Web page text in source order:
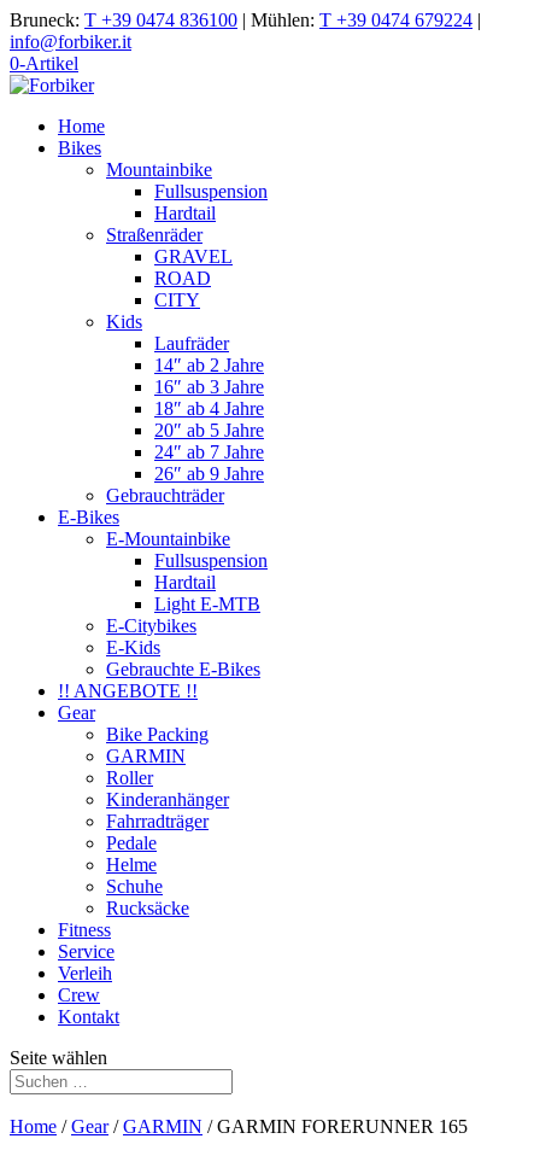
Bruneck: T +39 0474 836100 | Mühlen: T +39 0474 679224 |
info@forbiker.it
0-Artikel
Home
Bikes
Mountainbike
Fullsuspension
Hardtail
Straßenräder
GRAVEL
ROAD
CITY
Kids
Laufräder
14″ ab 2 Jahre
16″ ab 3 Jahre
18″ ab 4 Jahre
20″ ab 5 Jahre
24″ ab 7 Jahre
26″ ab 9 Jahre
Gebrauchträder
E-Bikes
E-Mountainbike
Fullsuspension
Hardtail
Light E-MTB
E-Citybikes
E-Kids
Gebrauchte E-Bikes
!! ANGEBOTE !!
Gear
Bike Packing
GARMIN
Roller
Kinderanhänger
Fahrradträger
Pedale
Helme
Schuhe
Rucksäcke
Fitness
Service
Verleih
Crew
Kontakt
Seite wählen
Home /Gear/GARMIN / GARMIN FORERUNNER 165